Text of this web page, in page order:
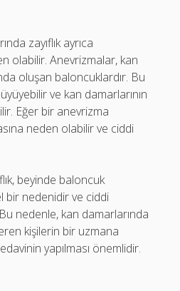
zayıflık ayrıca
olabilir. Anevrizmalar, kan
oluşan baloncuklardır. Bu
ve kan damarlarının
Eğer bir anevrizma
neden olabilir ve ciddi
beyinde baloncuk
bir nedenidir ve ciddi
nedenle, kan damarlarında
kişilerin bir uzmana
yapılması önemlidir.